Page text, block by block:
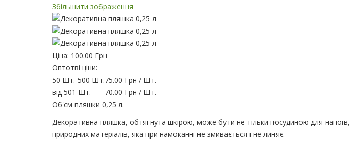
Збільшити зображення
Ціна: 100.00 Грн
Оптотві ціни:
50 Шт.-500 Шт.75.00 Грн / Шт.
від 501 Шт.
70.00 Грн / Шт.
Об'єм пляшки 0,25 л.
Декоративна пляшка, обтягнута шкірою, може бути не тільки посудиною для
природних матеріалів, яка при намоканні не змивається і не линяє.